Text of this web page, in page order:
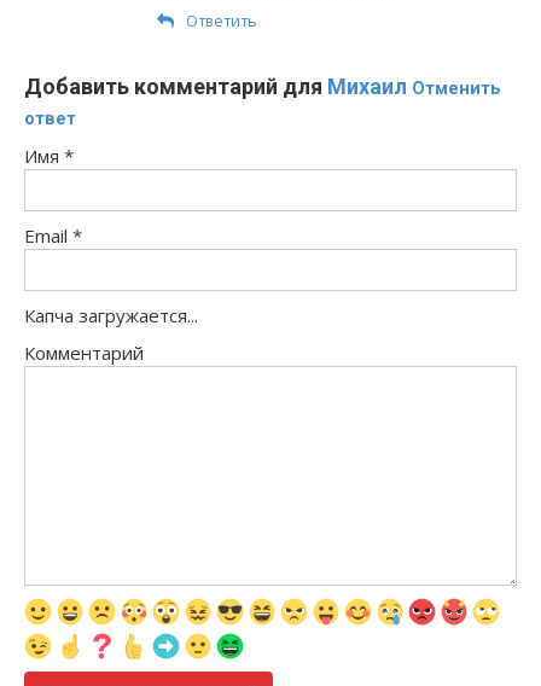
Ответить
Добавить комментарий для Михаил Отменить
ответ
Имя *
Email *
Капча загружается...
Комментарий